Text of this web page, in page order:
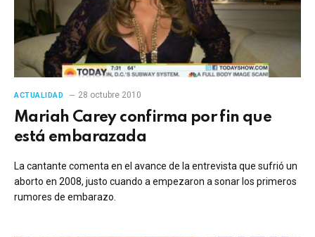
ACTUALIDAD 28 octubre 2010
Mariah Carey confirma por fin que
está embarazada
La cantante comenta en el avance de la entrevista que sufrió un
aborto en 2008, justo cuando a empezaron a sonar los primeros
rumores de embarazo.